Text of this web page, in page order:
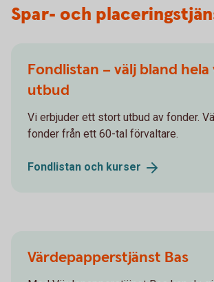
Spar- och
Fondlistan – välj bland
utbud
Vi erbjuder ett stort utbud av fonder.
fonder från ett 60-tal förvaltare.
Fondlistan och kurser
Värdepapperstjänst Bas